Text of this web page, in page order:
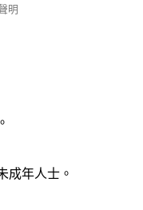
明
成年人士。